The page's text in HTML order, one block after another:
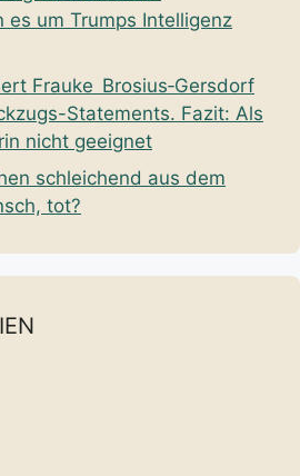
es um Trumps Intelligenz
Frauke Brosius‑Gersdorf
Statements. Fazit: Als
nicht geeignet
schleichend aus dem
tot?